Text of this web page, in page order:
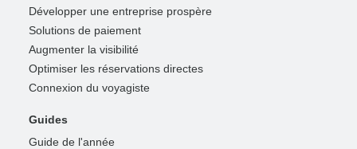
Développer une entreprise prospère
Solutions de paiement
Augmenter la visibilité
Optimiser les réservations directes
Connexion du voyagiste
Guides
Guide de l'année